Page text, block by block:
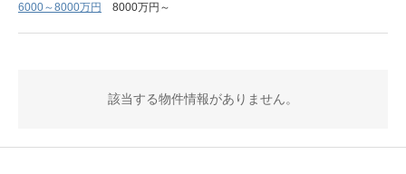
6000～8000万円
8000万円～
該当する物件情報がありません。